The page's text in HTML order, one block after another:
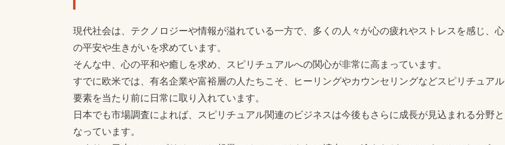
現代社会は、テクノロジーや情報が溢れている一方で、多くの人々が心の疲れやストレスを感じ、心
の平安や生きがいを求めています。
そんな中、心の平和や癒しを求め、スピリチュアルへの関心が非常に高まっています。
すでに欧米では、有名企業や富裕層の人たちこそ、ヒーリングやカウンセリングなどスピリチュアル
要素を当たり前に日常に取り入れています。
日本でも市場調査によれば、スピリチュアル関連のビジネスは今後もさらに成長が見込まれる分野と
なっています。